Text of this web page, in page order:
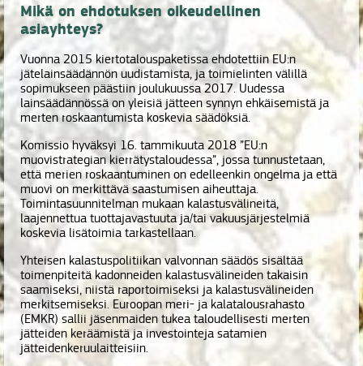
Mikä on ehdotuksen oikeudellinen
asiayhteys?
Vuonna 2015 kiertotalouspaketissa ehdotettiin EU:n
jätelainsäädännön uudistamista, ja toimielinten välillä
sopimukseen päästiin joulukuussa 2017. Uudessa
lainsäädännössä on yleisiä jätteen synnyn ehkäisemistä ja
merten roskaantumista koskevia säädöksiä.
Komissio hyväksyi 16. tammikuuta 2018 ”EU:n
muovistrategian kierrätystaloudessa”, jossa tunnustetaan,
että merien roskaantuminen on edelleenkin ongelma ja että
muovi on merkittävä saastumisen aiheuttaja.
Toimintasuunnitelman mukaan kalastusvälineitä,
laajennettua tuottajavastuuta ja/tai vakuusjärjestelmiä
koskevia lisätoimia tarkastellaan.
Yhteisen kalastuspolitiikan valvonnan säädös sisältää
toimenpiteitä kadonneiden kalastusvälineiden takaisin
saamiseksi, niistä raportoimiseksi ja kalastusvälineiden
merkitsemiseksi. Euroopan meri- ja kalatalousrahasto
(EMKR) sallii jäsenmaiden tukea taloudellisesti merten
jätteiden keräämistä ja investointeja satamien
jätteidenkeruulaitteisiin.